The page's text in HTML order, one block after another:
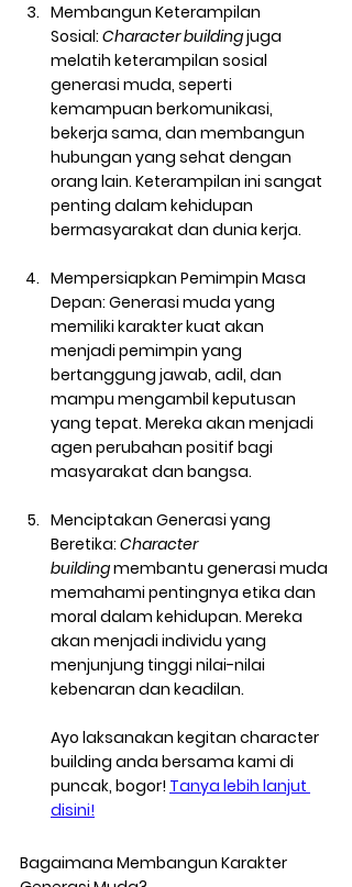
Membangun Keterampilan
Sosial: Character building juga
melatih keterampilan sosial
generasi muda, seperti
kemampuan berkomunikasi,
bekerja sama, dan membangun
hubungan yang sehat dengan
orang lain. Keterampilan ini sangat
penting dalam kehidupan
bermasyarakat dan dunia kerja.
Mempersiapkan Pemimpin Masa
Depan: Generasi muda yang
memiliki karakter kuat akan
menjadi pemimpin yang
bertanggung jawab, adil, dan
mampu mengambil keputusan
yang tepat. Mereka akan menjadi
agen perubahan positif bagi
masyarakat dan bangsa.
Menciptakan Generasi yang
Beretika: Character
building membantu generasi muda
memahami pentingnya etika dan
moral dalam kehidupan. Mereka
akan menjadi individu yang
menjunjung tinggi nilai-nilai
kebenaran dan keadilan.
Ayo laksanakan kegitan character
building anda bersama kami di
puncak, bogor! Tanya lebih lanjut
disini!
Bagaimana Membangun Karakter